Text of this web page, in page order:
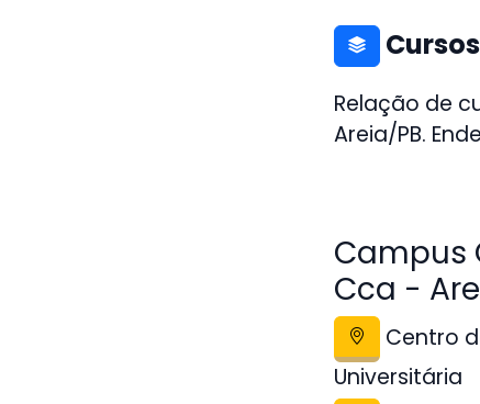
Relação de
Areia/PB.
Campus
Cca -
Centro
Universitária